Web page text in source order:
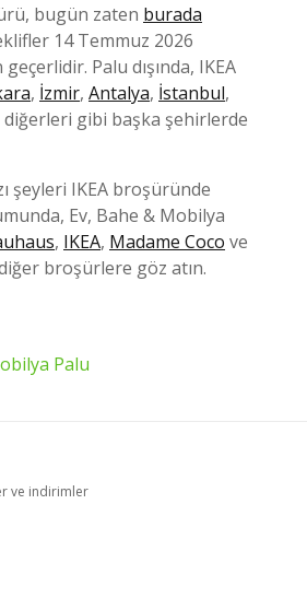
bugün zaten burada
14 Temmuz 2026
Palu dışında, IKEA
, İzmir, Antalya, İstanbul,
diğerleri gibi başka şehirlerde
şeyleri IKEA broşüründe
Ev, Bahe & Mobilya
, IKEA, Madame Coco ve
broşürlere göz atın.
Palu
ve indirimler